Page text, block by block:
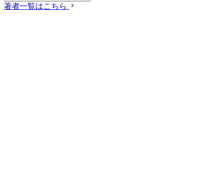
著者一覧はこちら